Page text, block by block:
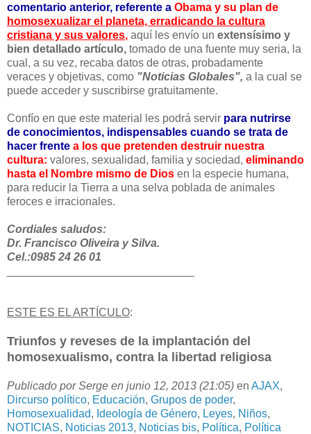
comentario anterior, referente a Obama y su plan de
homosexualizar el planeta, erradicando la cultura
cristiana y sus valores, aquí les envío un extensísimo y
bien detallado artículo, tomado de una fuente muy seria, la
cual, a su vez, recaba datos de otras, probadamente
veraces y objetivas, como "Noticias Globales", a la cual se
puede acceder y suscribirse gratuitamente.
Confío en que este material les podrá servir para nutrirse
de conocimientos, indispensables cuando se trata de
hacer frente a los que pretenden destruir nuestra
cultura: valores, sexualidad, familia y sociedad, eliminando
hasta el Nombre mismo de Dios en la especie humana,
para reducir la Tierra a una selva poblada de animales
feroces e irracionales.
Cordiales saludos:
Dr. Francisco Oliveira y Silva.
Cel.:0985 24 26 01
ESTE ES EL ARTÍCULO:
Triunfos y reveses de la implantación del
homosexualismo, contra la libertad religiosa
Publicado por Serge en junio 12, 2013 (21:05) en AJAX,
Dircurso político, Educación, Grupos de poder,
Homosexualidad, Ideología de Género, Leyes, Niños,
NOTICIAS, Noticias 2013, Noticias bis, Política, Política